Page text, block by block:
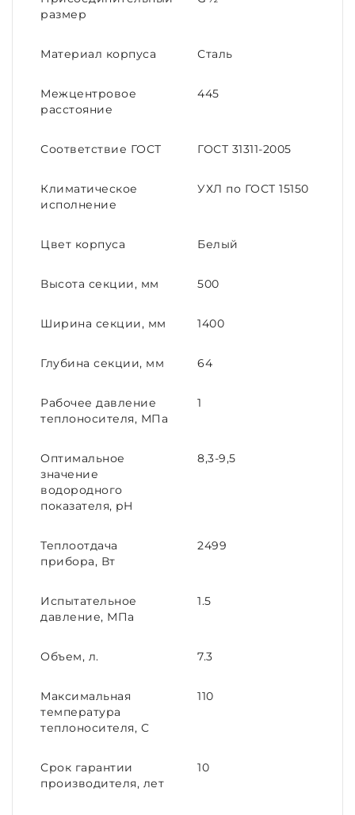
размер
Материал корпуса Сталь
Межцентровое
расстояние
445
Соответствие ГОСТ ГОСТ 31311-2005
Климатическое
исполнение
УХЛ по ГОСТ 15150
Цвет корпуса Белый
Высота секции, мм 500
Ширина секции, мм 1400
Глубина секции, мм 64
Рабочее давление
теплоносителя, МПа
1
Оптимальное
значение
водородного
показателя, pH
8,3-9,5
Теплоотдача
прибора, Вт
2499
Испытательное
давление, МПа
1.5
Объем, л. 7.3
Максимальная
температура
теплоносителя, C
110
Срок гарантии
производителя, лет
10